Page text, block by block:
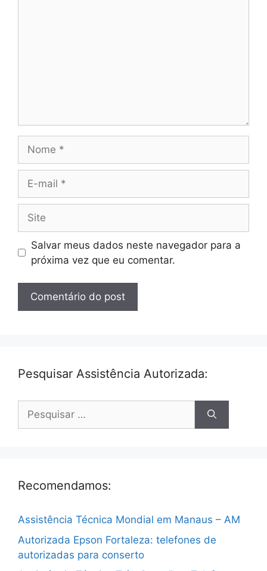
mail
Salvar meus dados neste navegador para a
próxima vez que eu comentar.
Pesquisar Assistência Autorizada:
Pesquisar
Recomendamos:
Assistência Técnica Mondial em Manaus – AM
Autorizada Epson Fortaleza: telefones de
autorizadas para conserto